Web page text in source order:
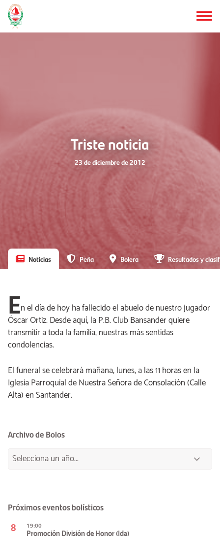
Saltar
al
contenido
Triste noticia
23 de diciembre de 2012
Noticias Peña Bolera Resultados y
En el día de hoy ha fallecido el abuelo de nuestro jugador
Óscar Ortiz. Desde aquí, la P.B. Club Bansander quiere
transmitir a toda la familia, nuestras más sentidas
condolencias.
El funeral se celebrará mañana, lunes, a las 11 horas en la
Iglesia Parroquial de Nuestra Señora de Consolación (Calle
Alta) en Santander.
Archivo de Bolos
Próximos eventos bolísticos
8 19:00